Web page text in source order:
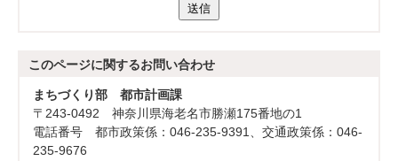
送信
このページに関するお問い合わせ
まちづくり部 都市計画課
〒243-0492 神奈川県海老名市勝瀬175番地の1
電話番号 都市政策係：046-235-9391、交通政策係：046-
235-9676